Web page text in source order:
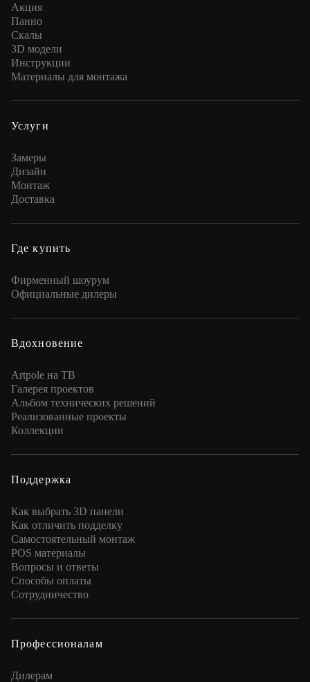
Акция
Панно
Скалы
3D модели
Инструкции
Материалы для монтажа
Услуги
Замеры
Дизайн
Монтаж
Доставка
Где купить
Фирменный шоурум
Официальные дилеры
Вдохновение
Artpole на ТВ
Галерея проектов
Альбом технических решений
Реализованные проекты
Коллекции
Поддержка
Как выбрать 3D панели
Как отличить подделку
Самостоятельный монтаж
POS материалы
Вопросы и ответы
Способы оплаты
Сотрудничество
Профессионалам
Дилерам